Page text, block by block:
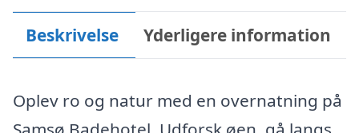
Beskrivelse Yderligere information
Oplev ro og natur med en overnatning på